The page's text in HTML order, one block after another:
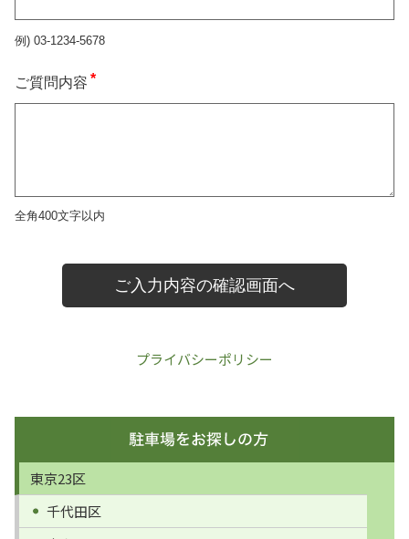
プライバシーポリシー
東京23区
千代田区